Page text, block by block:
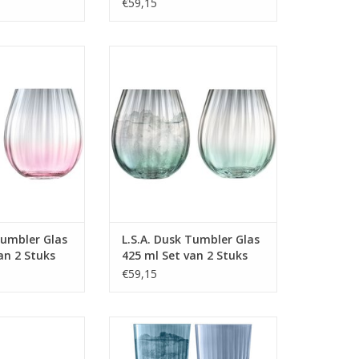
INFO
Glas
2 Stuks
MEER INFO
L.S.A. Dusk Tumbler Glas
425 ml Set van 2 Stuks
€59,15
LS 586934 Gems Tumbler Glas
560 ml Set van 4 Stuks Assorti